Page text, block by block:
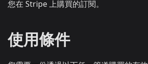
您在 Stripe 上購買的訂閱。
使用條件